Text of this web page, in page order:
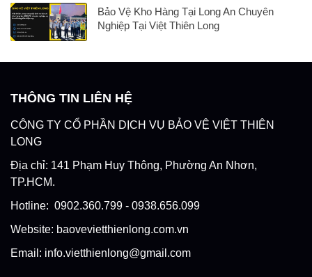
Bảo Vệ Kho Hàng Tại Long An Chuyên
Nghiệp Tại Việt Thiên Long
THÔNG TIN LIÊN HỆ
CÔNG TY CỔ PHẦN DỊCH VỤ BẢO VỆ VIỆT THIÊN
LONG
Địa chỉ: 141 Phạm Huy Thông, Phường An Nhơn,
TP.HCM.
Hotline: 0902.360.799 - 0938.656.099
Website: baovevietthienlong.com.vn
Email: info.vietthienlong@gmail.com